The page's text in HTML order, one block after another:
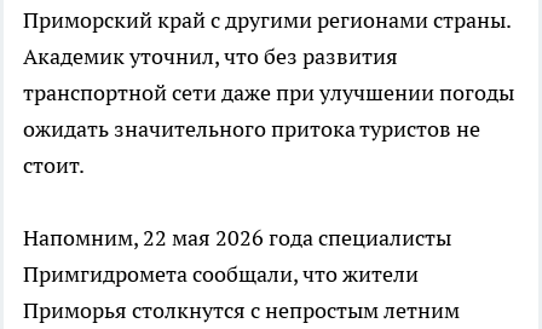
Приморский край с другими регионами страны.
Академик уточнил, что без развития
транспортной сети даже при улучшении погоды
ожидать значительного притока туристов не
стоит.
Напомним, 22 мая 2026 года специалисты
Примгидромета сообщали, что жители
Приморья столкнутся с непростым летним